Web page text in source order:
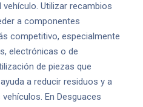
Utilizar recambios
a componentes
competitivo, especialmente
electrónicas o de
de piezas que
a reducir residuos y a
En Desguaces